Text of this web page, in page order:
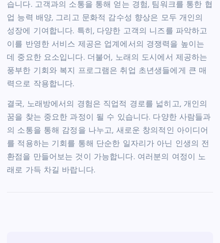
습니다. 고객과의 소통을 통해 얻는 경험, 팀워크를 통한 협
업 능력 배양, 그리고 문화적 감수성 향상은 모두 개인의
성장에 기여합니다. 특히, 다양한 고객의 니즈를 파악하고
이를 반영한 서비스 제공은 업계에서의 경쟁력을 높이는
데 중요한 요소입니다. 더불어, 노래의 도시에서 제공하는
풍부한 기회와 복지 프로그램은 취업 초년생들에게 큰 매
력으로 작용합니다.
결국, 노래방에서의 경험은 직업적 경로를 넓히고, 개인의
꿈을 찾는 중요한 과정이 될 수 있습니다. 다양한 사람들과
의 소통을 통해 감정을 나누고, 새로운 창의적인 아이디어
를 적용하는 기회를 통해 단순한 일자리가 아닌 인생의 전
환점을 만들어보는 것이 가능합니다. 여러분의 여정이 노
래로 가득 차길 바랍니다.